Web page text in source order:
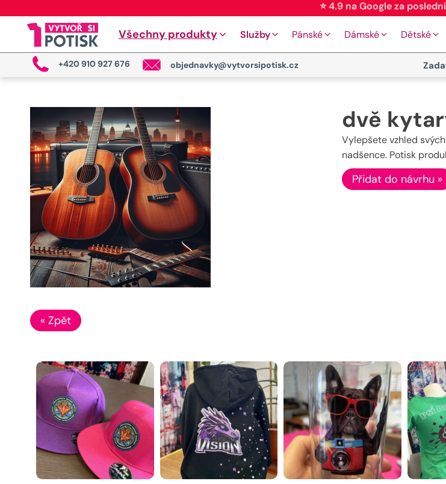
⭐ 4.9 na Google za
Všechny produkty Služby Pánské Dámské Dětské
+420 910 927 676 objednavky@vytvorsipotisk.cz
dvě
Vylepšete vzhled
nadšence. Potisk
Přidat do návrhu »
« Zpět